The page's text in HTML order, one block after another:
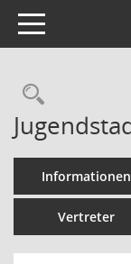
Toggle navigation
Informationen
Vertreter